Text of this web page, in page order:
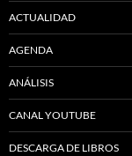
ACTUALIDAD
AGENDA
ANÁLISIS
CANAL YOUTUBE
DESCARGA DE LIBROS